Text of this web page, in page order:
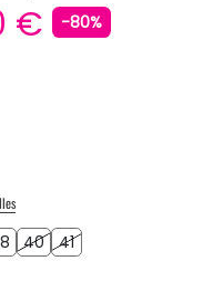
€ -80%
3840404141